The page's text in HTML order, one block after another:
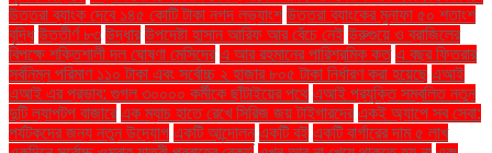
উত্তরা ব্যাংক দেবে ১৪৫ কোটি টাকা নগদ লভ্যাংশ উত্তরা ব্যাংকের মুনাফা ৫০ শতাংশ
বৃদ্ধি উত্তীর্ণ ৮৩ উদ্ধার উপদেষ্টা হাসান আরিফ আর বেঁচে নেই উরুগুয়ে ও ব্রাজিলের
বিপক্ষে শক্তিশালী দল ঘোষণা মেসিদের এ আর রহমানের পারিশ্রমিক কত এ বছর ফিতরার
সর্বনিম্ন পরিমাণ ১১০ টাকা এবং সর্বোচ্চ ২ হাজার ৮০৫ টাকা নির্ধারণ করা হয়েছে এআই
এআই এর প্রভাব: গুগল ৩০০০০ কর্মীকে ছাঁটাইয়ের পথে এআই প্রযুক্তি সম্বলিত নতুন
দুটি ল্যাপটপ বাজারে এক ম্যাচ হাতে রেখে সিরিজ জয় টাইগারদের একই অ্যাপে সব সেবা:
পর্যটকদের জন্য নতুন উদ্যোগ একটি আন্দোলন একটি বই একটি বার্গারের দাম ৫ লাখ